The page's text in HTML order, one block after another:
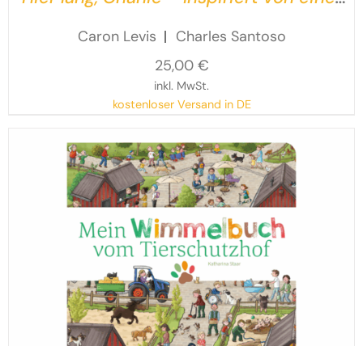
Caron Levis
Charles Santoso
25,00 €
inkl. MwSt.
kostenloser Versand in DE